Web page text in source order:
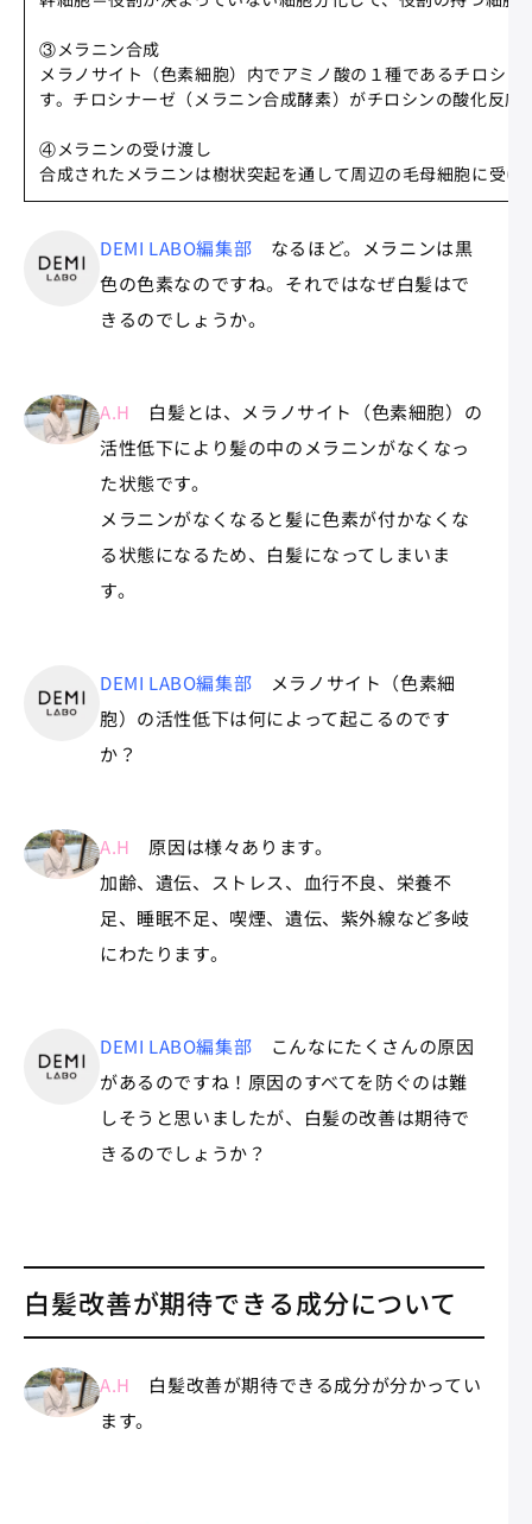
③メラニン合成​
メラノサイト（色素細胞）内でアミノ酸の１種であるチロシ
す。チロシナーゼ（メラニン合成酵素）がチロシンの酸化反応
④メラニンの受け渡し​
合成されたメラニンは樹状突起を通して周辺の毛母細胞に受け
DEMI LABO編集部 なるほど。メラニンは黒
色の色素なのですね。それではなぜ白髪はで
きるのでしょうか。
A.H 白髪とは、メラノサイト（色素細胞）の
活性低下により髪の中のメラニンがなくなっ
た状態です。
メラニンがなくなると髪に色素が付かなくな
る状態になるため、白髪になってしまいま
す。
DEMI LABO編集部 メラノサイト（色素細
胞）の活性低下は何によって起こるのです
か？
A.H 原因は様々あります。
加齢、遺伝、ストレス、血行不良、栄養不
足、睡眠不足、喫煙、遺伝、紫外線など多岐
にわたります。
DEMI LABO編集部 こんなにたくさんの原因
があるのですね！原因のすべてを防ぐのは難
しそうと思いましたが、白髪の改善は期待で
きるのでしょうか？
白髪改善が期待できる成分について
A.H 白髪改善が期待できる成分が分かってい
ます。